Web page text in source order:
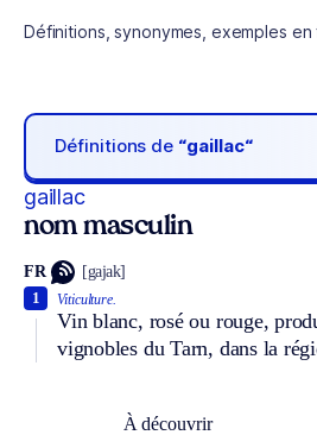
Définitions, synonymes, exemples en
Définitions de “gaillac“
gaillac
nom masculin
FR [gajak]
Viticulture.
Vin blanc, rosé ou rouge,
vignobles du Tarn, dans la
1
À découvrir